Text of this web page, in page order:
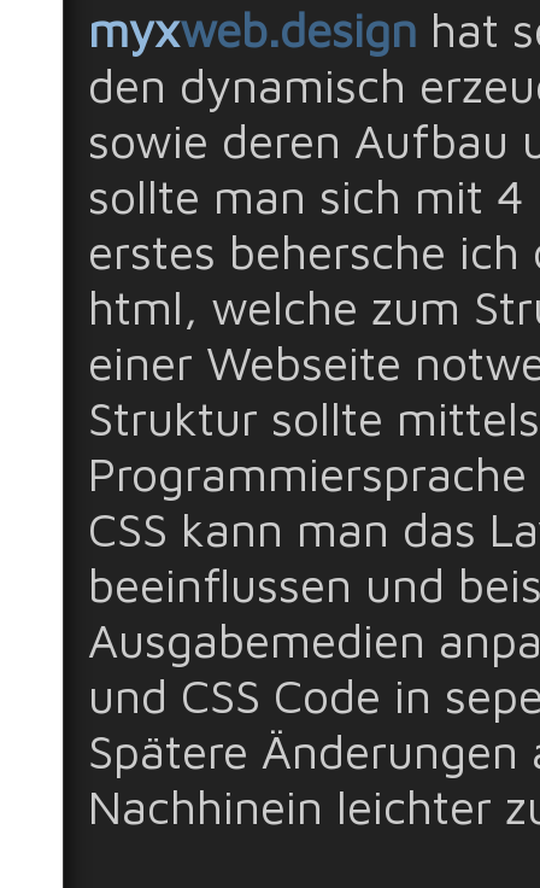
myxweb.design hat
den dynamisch
sowie deren Aufbau
sollte man sich mit 4
erstes behersche ich
html, welche zum
einer Webseite
Struktur sollte
CSS kann man das
beeinflussen und
Ausgabemedien
und CSS Code in
Spätere
Nachhinein leichter